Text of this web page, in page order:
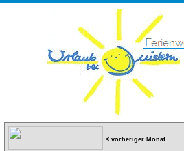
< vorheriger Monat